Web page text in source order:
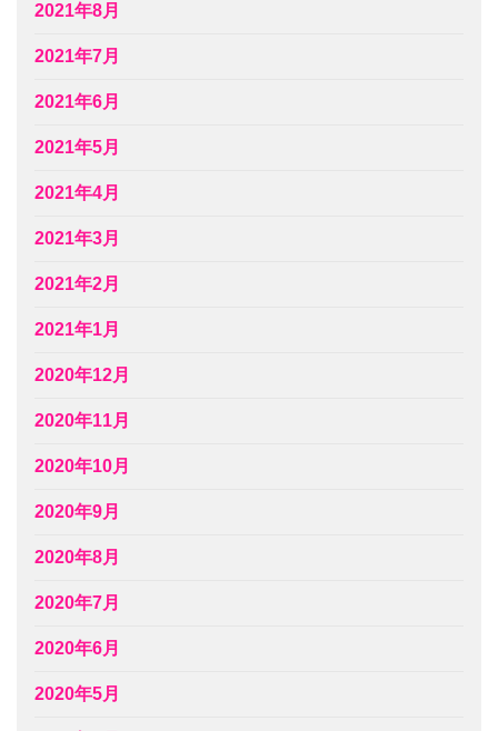
2021年8月
2021年7月
2021年6月
2021年5月
2021年4月
2021年3月
2021年2月
2021年1月
2020年12月
2020年11月
2020年10月
2020年9月
2020年8月
2020年7月
2020年6月
2020年5月